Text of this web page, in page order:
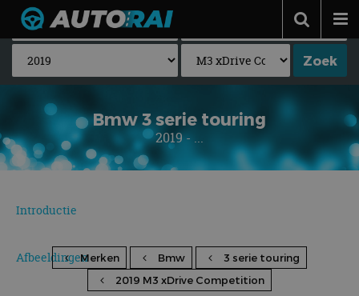
Autonieuws
Podcast
Autotests
Automerken
Adverteren
Contact
Bmw 3 serie touring
2019 - ...
Introductie
AfbeeldingenMerken Bmw
3 serie touring
2019 M3 xDrive Competition